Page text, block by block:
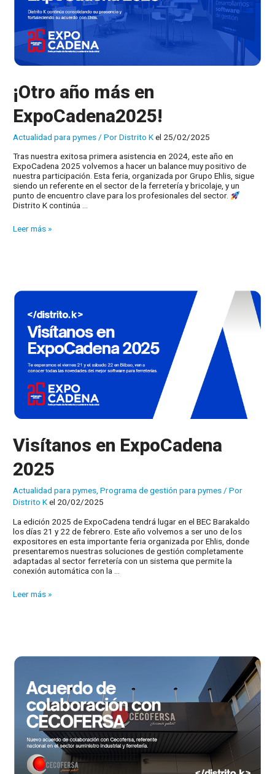
¡Otro año más en
ExpoCadena2025!
Actualidad para pymes / PorDistrito Kel 25/02/2025
Tras nuestra exitosa primera asistencia en 2024, este año en
ExpoCadena 2025 volvemos a hacer un balance muy positivo de
nuestra participación. Esta feria, organizada por Grupo Ehlis, sigue
siendo un referente en el sector de la ferretería y bricolaje, y un
punto de encuentro clave para los profesionales del sector.
Distrito K continúa …
¡Otro
Leer más »
Visítanos en ExpoCadena
2025
Actualidad para pymes ,Programa de gestión para pymes / Por
Distrito Kel 20/02/2025
La edición 2025 de ExpoCadena tendrá lugar en el BEC Barakaldo
los días 21 y 22 de febrero. Este año volvemos a ser uno de los
expositores en esta importante feria organizada por Ehlis, donde
presentaremos nuestras soluciones de gestión completamente
adaptadas al sector ferretería con un sistema que permite la
conexión automática con la …
Visítanos
Leer más »